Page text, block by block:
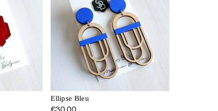
Ellipse Bleu
€30,00